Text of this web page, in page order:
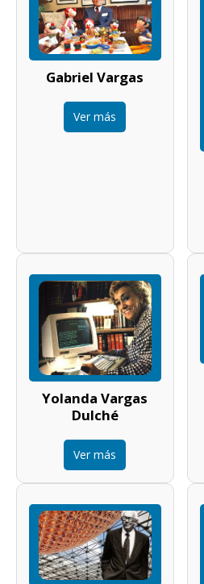
Gabriel Vargas
Ver más
Yolanda Vargas
Dulché
Ver más